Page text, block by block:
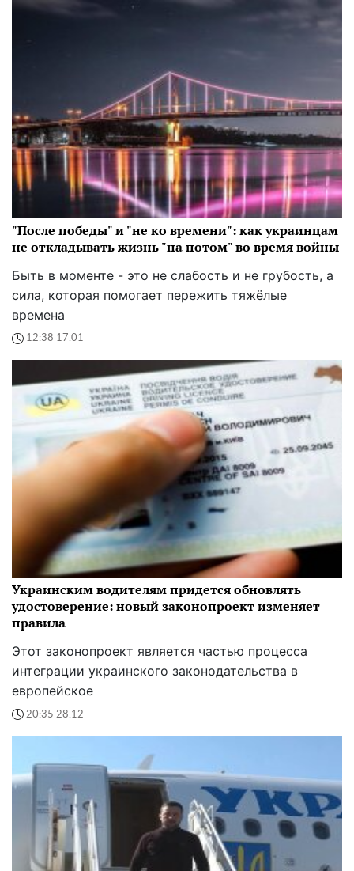
"После победы" и "не ко времени": как украинцам
не откладывать жизнь "на потом" во время войны
Быть в моменте - это не слабость и не грубость, а
сила, которая помогает пережить тяжёлые
времена
12:38 17.01
Украинским водителям придется обновлять
удостоверение: новый законопроект изменяет
правила
Этот законопроект является частью процесса
интеграции украинского законодательства в
европейское
20:35 28.12